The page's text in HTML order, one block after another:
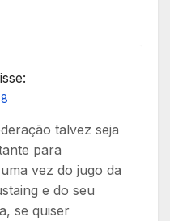
talvez seja
para
vez do jugo da
e do seu
se quiser